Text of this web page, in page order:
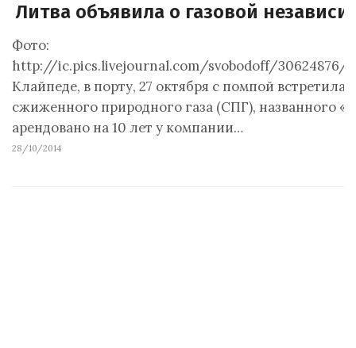
Литва объявила о газовой
Фото:
http://ic.pics.livejournal.com/svobodoff/30624876/
Клайпеде, в порту, 27 октября с помпой встретила
сжиженного природного газа (СПГ), названного
арендовано на 10 лет у компании…
28/10/2014